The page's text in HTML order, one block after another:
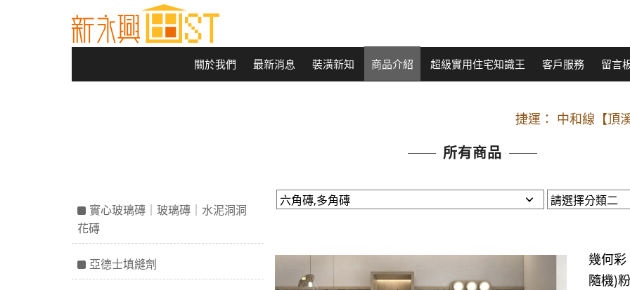
關於我們 最新消息 裝潢新知 商品介紹 超級實用住宅知識王 客戶服務 留言
開車：中
捷運： 中和線【頂
原Line已滿 無法加Line好友 請親
捷運： 中和線【頂
原Line已滿 無法加Line好友 請親
所有商品
實心玻璃磚｜玻璃磚｜水泥洞洞
花磚
亞德士填縫劑
幾何
隨機)